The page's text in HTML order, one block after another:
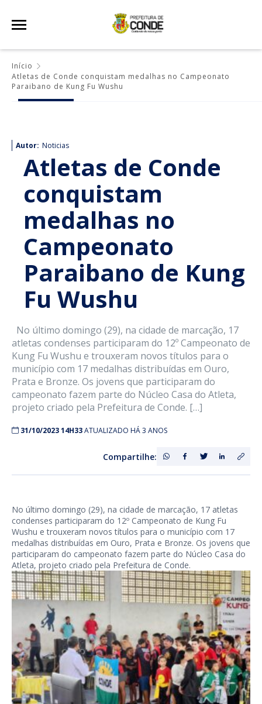
Início
Atletas de Conde conquistam medalhas no Campeonato
Paraibano de Kung Fu Wushu
Autor: Noticias
Atletas de Conde
conquistam
medalhas no
Campeonato
Paraibano de Kung
Fu Wushu
No último domingo (29), na cidade de marcação, 17
atletas condenses participaram do 12º Campeonato de
Kung Fu Wushu e trouxeram novos títulos para o
município com 17 medalhas distribuídas em Ouro,
Prata e Bronze. Os jovens que participaram do
campeonato fazem parte do Núcleo Casa do Atleta,
projeto criado pela Prefeitura de Conde. […]
31/10/2023 14H33ATUALIZADO HÁ 3 ANOS
Compartilhe:
No último domingo (29), na cidade de marcação, 17 atletas
condenses participaram do 12º Campeonato de Kung Fu
Wushu e trouxeram novos títulos para o município com 17
medalhas distribuídas em Ouro, Prata e Bronze. Os jovens que
participaram do campeonato fazem parte do Núcleo Casa do
Atleta, projeto criado pela Prefeitura de Conde.